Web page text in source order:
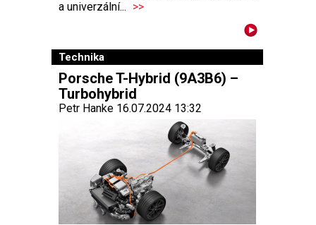
a univerzální... >>
Technika
Porsche T-Hybrid (9A3B6) –
Turbohybrid
Petr Hanke 16.07.2024 13:32